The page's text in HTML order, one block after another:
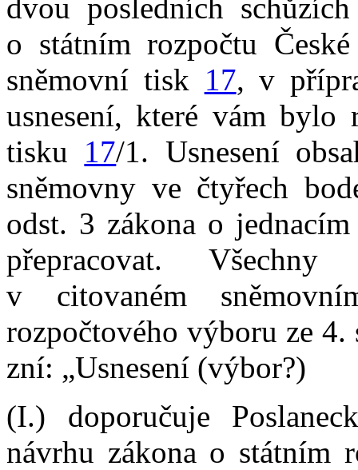
dvou posledních
o státním rozpočtu
sněmovní tisk 17, v
usnesení, které vám bylo
tisku 17/1. Usnesení
sněmovny ve čtyřech
odst. 3 zákona o
přepracovat.
v citovaném
rozpočtového výboru ze 4.
zní: „Usnesení (výbor?)
(I.) doporučuje
návrhu zákona o státním